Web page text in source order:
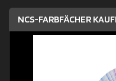
NCS-FARBFÄCHER